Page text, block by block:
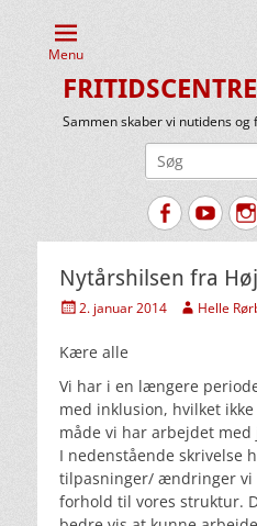
Menu
Sammen skaber vi nutidens
Facebook
Nytårshilsen fra
Udgivet
2. januar 2014 Forfatter
Helle
Kære alle
Vi har i en længere
med inklusion, hvilket
måde vi har arbejdet med
I nedenstående skrivelse
tilpasninger/ ændringer vi
forhold til vores struktur.